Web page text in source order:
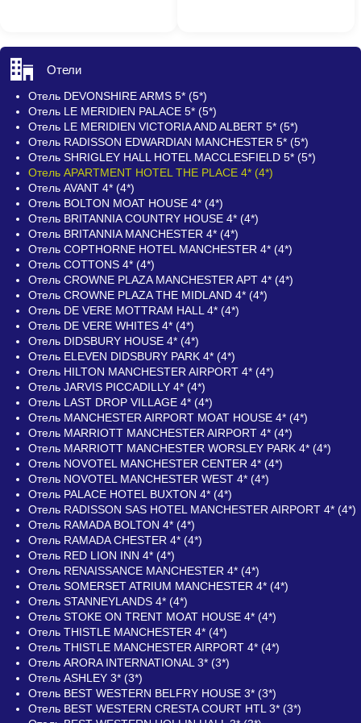
Отели
Отель DEVONSHIRE ARMS 5* (5*)
Отель LE MERIDIEN PALACE 5* (5*)
Отель LE MERIDIEN VICTORIA AND ALBERT 5* (5*)
Отель RADISSON EDWARDIAN MANCHESTER 5* (5*)
Отель SHRIGLEY HALL HOTEL MACCLESFIELD 5* (5*)
Отель APARTMENT HOTEL THE PLACE 4* (4*)
Отель AVANT 4* (4*)
Отель BOLTON MOAT HOUSE 4* (4*)
Отель BRITANNIA COUNTRY HOUSE 4* (4*)
Отель BRITANNIA MANCHESTER 4* (4*)
Отель COPTHORNE HOTEL MANCHESTER 4* (4*)
Отель COTTONS 4* (4*)
Отель CROWNE PLAZA MANCHESTER APT 4* (4*)
Отель CROWNE PLAZA THE MIDLAND 4* (4*)
Отель DE VERE MOTTRAM HALL 4* (4*)
Отель DE VERE WHITES 4* (4*)
Отель DIDSBURY HOUSE 4* (4*)
Отель ELEVEN DIDSBURY PARK 4* (4*)
Отель HILTON MANCHESTER AIRPORT 4* (4*)
Отель JARVIS PICCADILLY 4* (4*)
Отель LAST DROP VILLAGE 4* (4*)
Отель MANCHESTER AIRPORT MOAT HOUSE 4* (4*)
Отель MARRIOTT MANCHESTER AIRPORT 4* (4*)
Отель MARRIOTT MANCHESTER WORSLEY PARK 4* (4*)
Отель NOVOTEL MANCHESTER CENTER 4* (4*)
Отель NOVOTEL MANCHESTER WEST 4* (4*)
Отель PALACE HOTEL BUXTON 4* (4*)
Отель RADISSON SAS HOTEL MANCHESTER AIRPORT 4* (4*)
Отель RAMADA BOLTON 4* (4*)
Отель RAMADA CHESTER 4* (4*)
Отель RED LION INN 4* (4*)
Отель RENAISSANCE MANCHESTER 4* (4*)
Отель SOMERSET ATRIUM MANCHESTER 4* (4*)
Отель STANNEYLANDS 4* (4*)
Отель STOKE ON TRENT MOAT HOUSE 4* (4*)
Отель THISTLE MANCHESTER 4* (4*)
Отель THISTLE MANCHESTER AIRPORT 4* (4*)
Отель ARORA INTERNATIONAL 3* (3*)
Отель ASHLEY 3* (3*)
Отель BEST WESTERN BELFRY HOUSE 3* (3*)
Отель BEST WESTERN CRESTA COURT HTL 3* (3*)